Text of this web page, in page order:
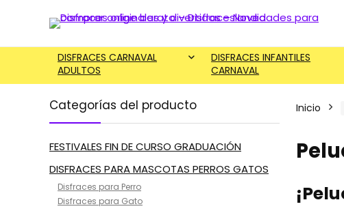
DISFRACES CARNAVAL
ADULTOS
DISFRACES INFANTILES
CARNAVAL
Categorías del producto
FESTIVALES FIN DE CURSO GRADUACIÓN
DISFRACES PARA MASCOTAS PERROS GATOS
Disfraces para Perro
Disfraces para Gato
Inicio